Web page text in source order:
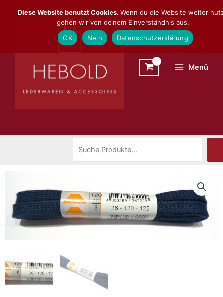
Inhalt
Menü
Diese Website benutzt Cookies. Wenn du die Website weiter
gehen wir von deinem Einverständnis aus.
OK
Nein Datenschutzerklärung